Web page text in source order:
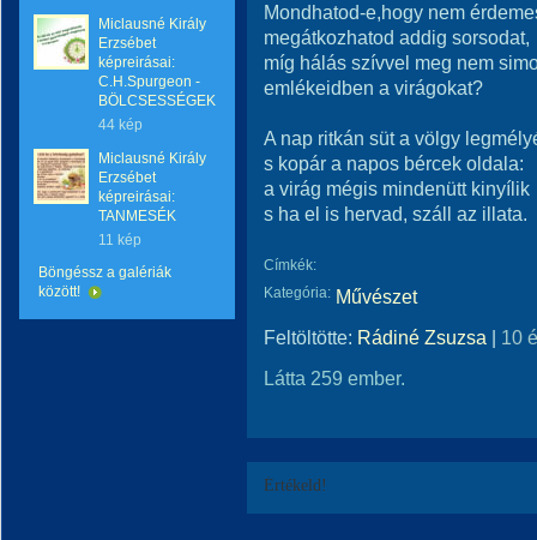
Miclausné Király
Erzsébet
képreirásai:
C.H.Spurgeon -
BÖLCSESSÉGEK
44 kép
Miclausné Király
Erzsébet
képreirásai:
TANMESÉK
11 kép
Böngéssz a galériák
között!
Mondhatod-e,hogy nem
megátkozhatod addig sorsodat,
míg hálás szívvel meg nem
emlékeidben a virágokat?
A nap ritkán süt a völgy
s kopár a napos bércek oldala:
a virág mégis mindenütt kinyílik
s ha el is hervad, száll az illata.
Címkék:
Kategória: Művészet
Feltöltötte: Rádiné Zsuzsa | 10
Látta 259 ember.
Értékeld!